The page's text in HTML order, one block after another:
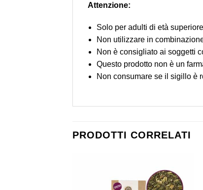
Attenzione:
Solo per adulti di età
Non utilizzare in
Non è consigliato ai soggetti
Questo prodotto non è un
Non consumare se il sigillo è
PRODOTTI CORRELATI